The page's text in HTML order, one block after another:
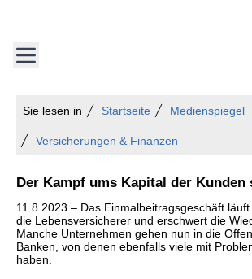
Sie lesen in Startseite Medienspiegel
Versicherungen & Finanzen
Der Kampf ums Kapital der
11.8.2023 – Das Einmalbeitragsgeschäft
die Lebensversicherer und erschwert die
Manche Unternehmen gehen nun in die
Banken, von denen ebenfalls viele mit
haben.